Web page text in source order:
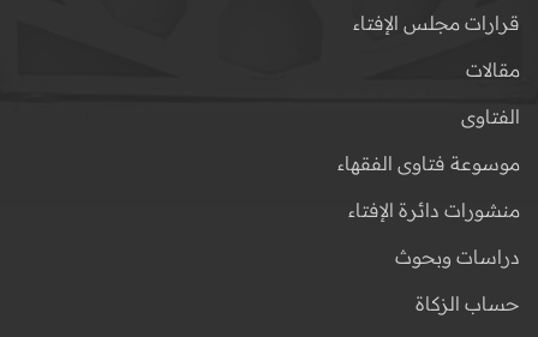
قرارات مجلس الإفتاء
مقالات
الفتاوى
موسوعة فتاوى الفقهاء
منشورات دائرة الإفتاء
دراسات وبحوث
حساب الزكاة